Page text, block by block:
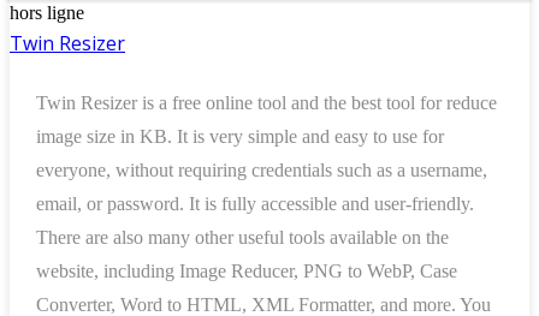
hors ligne
Twin Resizer
Twin Resizer is a free online tool and the best tool for reduce
image size in KB. It is very simple and easy to use for
everyone, without requiring credentials such as a username,
email, or password. It is fully accessible and user-friendly.
There are also many other useful tools available on the
website, including Image Reducer, PNG to WebP, Case
Converter, Word to HTML, XML Formatter, and more. You